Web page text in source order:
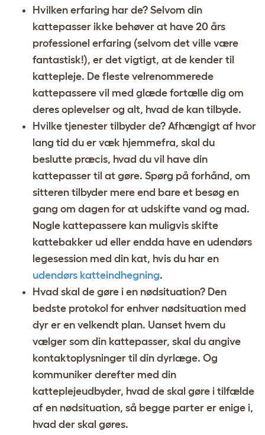
Hvilken erfaring har de? Selvom din
kattepasser ikke behøver at have 20 års
professionel erfaring (selvom det ville være
fantastisk!), er det vigtigt, at de kender til
kattepleje. De fleste velrenommerede
kattepassere vil med glæde fortælle dig om
deres oplevelser og alt, hvad de kan tilbyde.
Hvilke tjenester tilbyder de? Afhængigt af hvor
lang tid du er væk hjemmefra, skal du
beslutte præcis, hvad du vil have din
kattepasser til at gøre. Spørg på forhånd, om
sitteren tilbyder mere end bare et besøg en
gang om dagen for at udskifte vand og mad.
Nogle kattepassere kan muligvis skifte
kattebakker ud eller endda have en udendørs
legesession med din kat, hvis du har en
udendørs katteindhegning.
Hvad skal de gøre i en nødsituation? Den
bedste protokol for enhver nødsituation med
dyr er en velkendt plan. Uanset hvem du
vælger som din kattepasser, skal du angive
kontaktoplysninger til din dyrlæge. Og
kommuniker derefter med din
katteplejeudbyder, hvad de skal gøre i tilfælde
af en nødsituation, så begge parter er enige i,
hvad der skal gøres.